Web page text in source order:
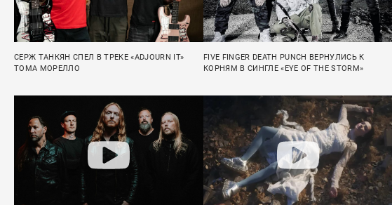
СЕРЖ ТАНКЯН СПЕЛ В ТРЕКЕ «ADJOURN IT»
ТОМА МОРЕЛЛО
FIVE FINGER DEATH PUNCH ВЕРНУЛИСЬ К
КОРНЯМ В СИНГЛЕ «EYE OF THE STORM»